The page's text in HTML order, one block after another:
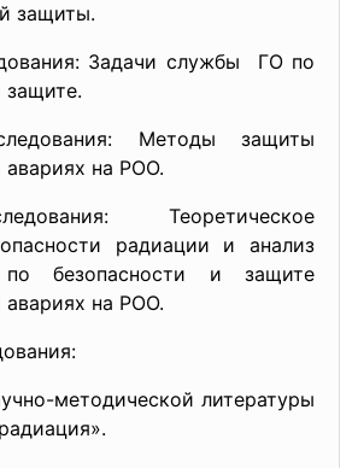
защиты.
Задачи службы ГО по
защите.
Методы защиты
авариях на РОО.
Теоретическое
радиации и анализ
безопасности и защите
авариях на РОО.
методической литературы